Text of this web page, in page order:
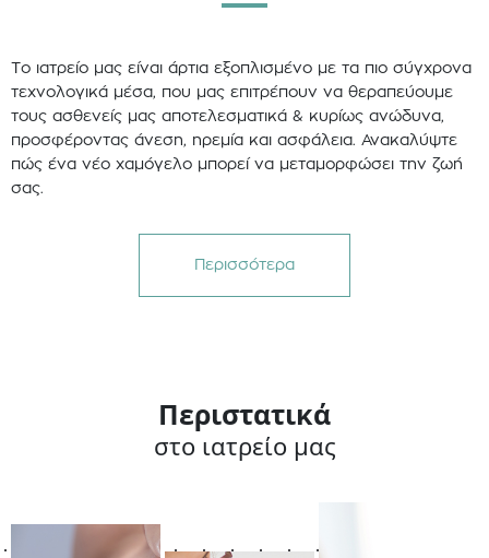
Tο ιατρείο μας είναι άρτια εξοπλισμένο με τα πιο σύγχρονα
τεχνολογικά μέσα, που μας επιτρέπουν να θεραπεύουμε
τους ασθενείς μας αποτελεσματικά & κυρίως ανώδυνα,
προσφέροντας άνεση, ηρεμία και ασφάλεια. Ανακαλύψτε
πώς ένα νέο χαμόγελο μπορεί να μεταμορφώσει την ζωή
σας.
Περισσότερα
Περιστατικά
στο ιατρείο μας